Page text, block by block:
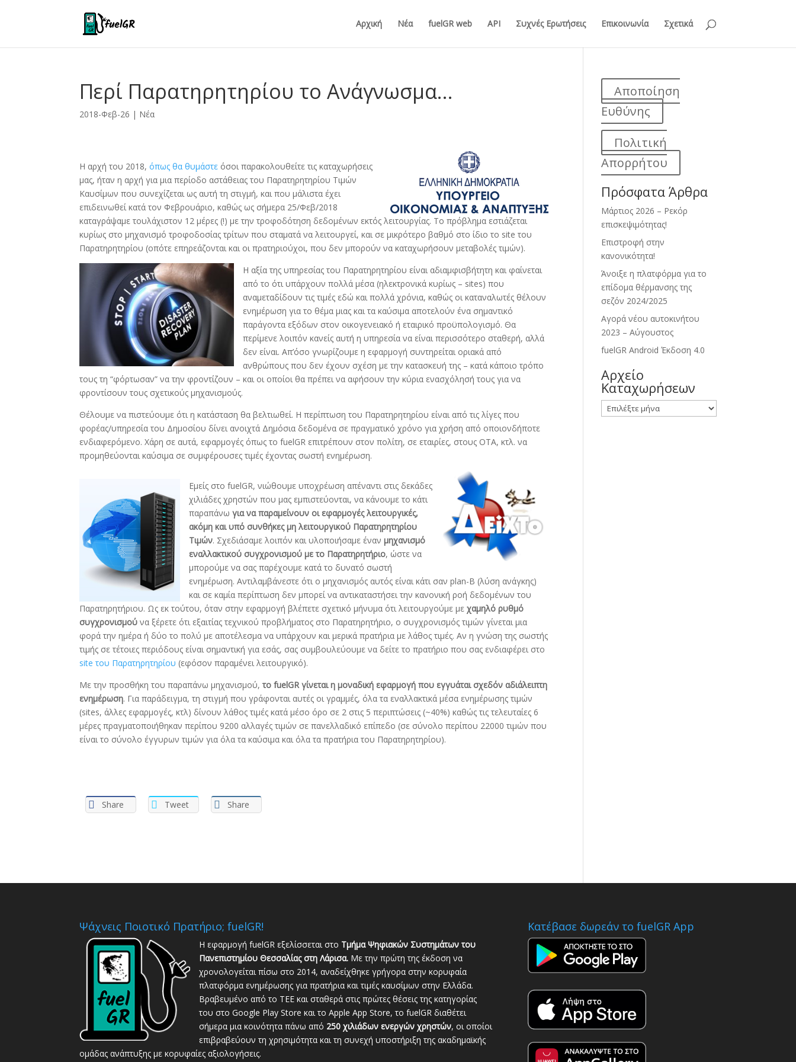
Αρχική Νέα fuelGR web API Συχνές Ερωτήσεις Επικοινωνία Σχετικά
Περί Παρατηρητηρίου το Ανάγνωσμα…
2018-Φεβ-26 | Νέα
Η αρχή του 2018,όπως θα θυμάστε όσοι παρακολουθείτε τις καταχωρήσεις
μας, ήταν η αρχή για μια περίοδο αστάθειας του Παρατηρητηρίου Τιμών
Καυσίμων που συνεχίζεται ως αυτή τη στιγμή, και που μάλιστα έχει
επιδεινωθεί κατά τον Φεβρουάριο, καθώς ως σήμερα 25/Φεβ/2018
καταγράψαμε τουλάχιστον 12 μέρες (!) με την τροφοδότηση δεδομένων εκτός λειτουργίας. Το πρόβλημα εστιάζεται
κυρίως στο μηχανισμό τροφοδοσίας τρίτων που σταματά να λειτουργεί, και σε μικρότερο βαθμό στο ίδιο το site του
Παρατηρητηρίου (οπότε επηρεάζονται και οι πρατηριούχοι, που δεν μπορούν να καταχωρήσουν μεταβολές τιμών).
Η αξία της υπηρεσίας του Παρατηρητηρίου είναι αδιαμφισβήτητη και φαίνεται
από το ότι υπάρχουν πολλά μέσα (ηλεκτρονικά κυρίως – sites) που
αναμεταδίδουν τις τιμές εδώ και πολλά χρόνια, καθώς οι καταναλωτές θέλουν
ενημέρωση για το θέμα μιας και τα καύσιμα αποτελούν ένα σημαντικό
παράγοντα εξόδων στον οικογενειακό ή εταιρικό προϋπολογισμό. Θα
περίμενε λοιπόν κανείς αυτή η υπηρεσία να είναι περισσότερο σταθερή, αλλά
δεν είναι. Απ’όσο γνωρίζουμε η εφαρμογή συντηρείται οριακά από
ανθρώπους που δεν έχουν σχέση με την κατασκευή της – κατά κάποιο τρόπο
τους τη “φόρτωσαν” να την φροντίζουν – και οι οποίοι θα πρέπει να αφήσουν την κύρια ενασχόλησή τους για να
φροντίσουν τους σχετικούς μηχανισμούς.
Θέλουμε να πιστεύουμε ότι η κατάσταση θα βελτιωθεί. Η περίπτωση του Παρατηρητηρίου είναι από τις λίγες που
φορέας/υπηρεσία του Δημοσίου δίνει ανοιχτά Δημόσια δεδομένα σε πραγματικό χρόνο για χρήση από οποιονδήποτε
ενδιαφερόμενο. Χάρη σε αυτά, εφαρμογές όπως το fuelGR επιτρέπουν στον πολίτη, σε εταιρίες, στους ΟΤΑ, κτλ. να
προμηθεύονται καύσιμα σε συμφέρουσες τιμές έχοντας σωστή ενημέρωση.
Εμείς στο fuelGR, νιώθουμε υποχρέωση απέναντι στις δεκάδες
χιλιάδες χρηστών που μας εμπιστεύονται, να κάνουμε το κάτι
παραπάνωγια να παραμείνουν οι εφαρμογές λειτουργικές,
ακόμη και υπό συνθήκες μη λειτουργικού Παρατηρητηρίου
Τιμών. Σχεδιάσαμε λοιπόν και υλοποιήσαμε ένανμηχανισμό
εναλλακτικού συγχρονισμού με το Παρατηρητήριο, ώστε να
μπορούμε να σας παρέχουμε κατά το δυνατό σωστή
ενημέρωση. Αντιλαμβάνεστε ότι ο μηχανισμός αυτός είναι κάτι σαν plan-B (λύση ανάγκης)
και σε καμία περίπτωση δεν μπορεί να αντικαταστήσει την κανονική ροή δεδομένων του
Παρατηρητήριου. Ως εκ τούτου, όταν στην εφαρμογή βλέπετε σχετικό μήνυμα ότι λειτουργούμε μεχαμηλό ρυθμό
συγχρονισμού να ξέρετε ότι εξαιτίας τεχνικού προβλήματος στο Παρατηρητήριο, ο συγχρονισμός τιμών γίνεται μια
φορά την ημέρα ή δύο το πολύ με αποτέλεσμα να υπάρχουν και μερικά πρατήρια με λάθος τιμές. Αν η γνώση της σωστής
τιμής σε τέτοιες περιόδους είναι σημαντική για εσάς, σας συμβουλεύουμε να δείτε το πρατήριο που σας ενδιαφέρει στο
site του Παρατηρητηρίου (εφόσον παραμένει λειτουργικό).
Με την προσθήκη του παραπάνω μηχανισμού,το fuelGR γίνεται η μοναδική εφαρμογή που εγγυάται σχεδόν αδιάλειπτη
ενημέρωση. Για παράδειγμα, τη στιγμή που γράφονται αυτές οι γραμμές, όλα τα εναλλακτικά μέσα ενημέρωσης τιμών
(sites, άλλες εφαρμογές, κτλ) δίνουν λάθος τιμές κατά μέσο όρο σε 2 στις 5 περιπτώσεις (~40%) καθώς τις τελευταίες 6
μέρες πραγματοποιήθηκαν περίπου 9200 αλλαγές τιμών σε πανελλαδικό επίπεδο (σε σύνολο περίπου 22000 τιμών που
είναι το σύνολο έγγυρων τιμών για όλα τα καύσιμα και όλα τα πρατήρια του Παρατηρητηρίου).
Share Tweet Share
Αποποίηση
Ευθύνης
Πολιτική
Απορρήτου
Πρόσφατα Άρθρα
Μάρτιος 2026 – Ρεκόρ
επισκεψιμότητας!
Επιστροφή στην
κανονικότητα!
Άνοιξε η πλατφόρμα για το
επίδομα θέρμανσης της
σεζόν 2024/2025
Αγορά νέου αυτοκινήτου
2023 – Αύγουστος
fuelGR Android Έκδοση 4.0
Αρχείο
Καταχωρήσεων
Αρχείο
Καταχωρήσεων
Ψάχνεις Ποιοτικό Πρατήριο; fuelGR!
Η εφαρμογή fuelGR εξελίσσεται στο Τμήμα Ψηφιακών Συστημάτων του
Πανεπιστημίου Θεσσαλίας στη Λάρισα. Με την πρώτη της έκδοση να
χρονολογείται πίσω στο 2014, αναδείχθηκε γρήγορα στην κορυφαία
πλατφόρμα ενημέρωσης για πρατήρια και τιμές καυσίμων στην Ελλάδα.
Βραβευμένο από το ΤΕΕ και σταθερά στις πρώτες θέσεις της κατηγορίας
του στο Google Play Store και το Apple App Store, το fuelGR διαθέτει
σήμερα μια κοινότητα πάνω από 250 χιλιάδων ενεργών χρηστών, οι οποίοι
επιβραβεύουν τη χρησιμότητα και τη συνεχή υποστήριξη της ακαδημαϊκής
ομάδας ανάπτυξης με κορυφαίες αξιολογήσεις.
Κατέβασε δωρεάν το fuelGR App